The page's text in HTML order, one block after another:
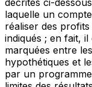
laquelle un
réaliser des
indiqués ; en fait,
marquées entre
hypothétiques et
par un